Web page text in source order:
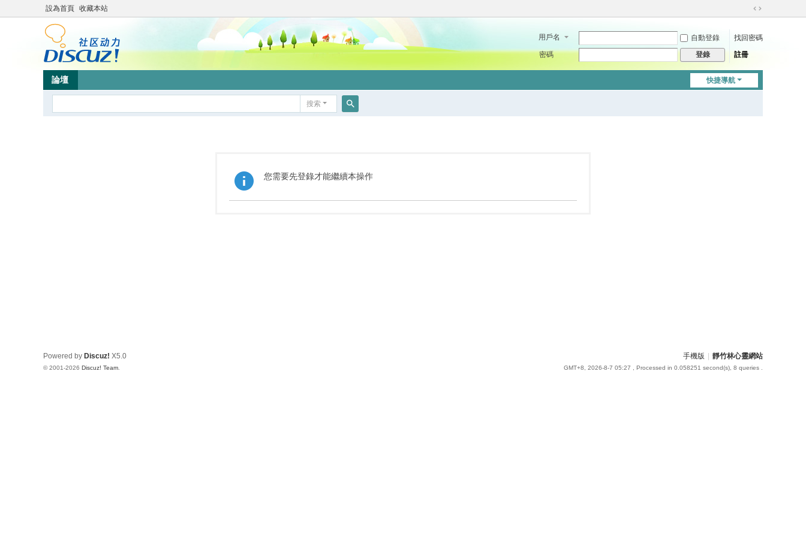
設為首頁 收藏本站
切
到
用戶名 自動登錄
找回密碼
密碼
登錄 註冊
快捷導航
論壇
搜索
您需要先登錄才能繼續本操作
手機版 靜竹林心靈網站
GMT+8, 2026-8-7 05:27 , Processed in 0.058251 second(s), 8 queries .
Powered by Discuz! X5.0
© 2001-2026 Discuz! Team